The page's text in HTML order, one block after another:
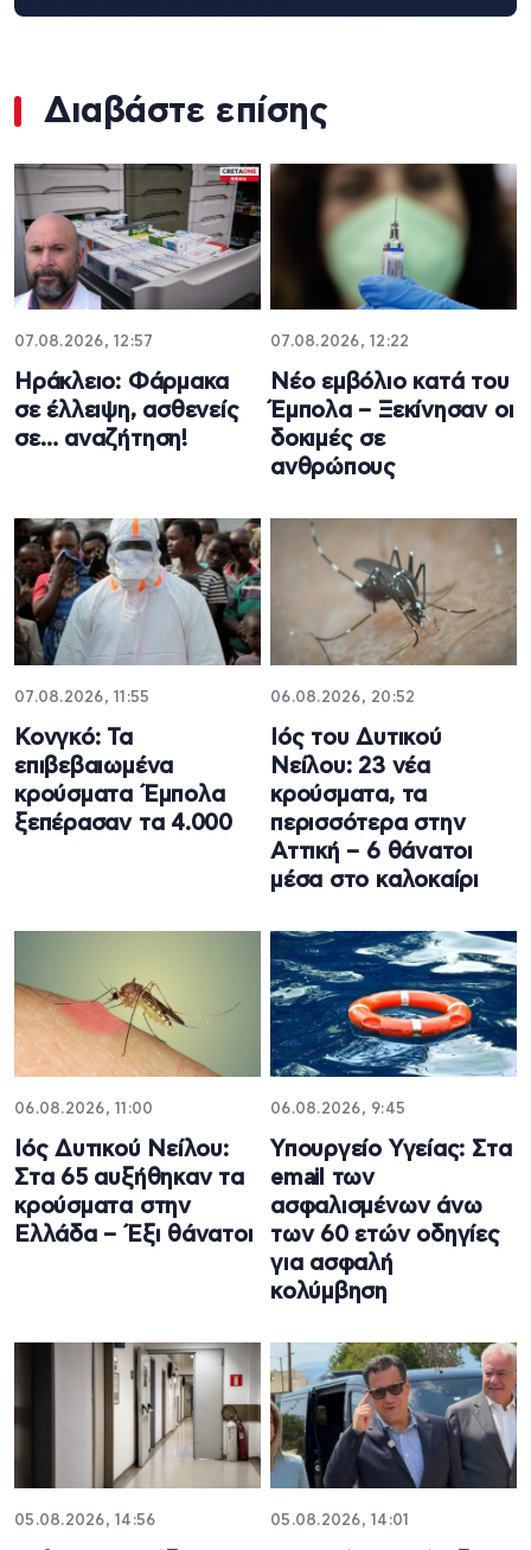
Διαβάστε επίσης
07.08.2026, 12:57
Ηράκλειο: Φάρμακα
σε έλλειψη, ασθενείς
σε… αναζήτηση!
07.08.2026, 12:22
Νέο εμβόλιο κατά του
Έμπολα – Ξεκίνησαν οι
δοκιμές σε
ανθρώπους
07.08.2026, 11:55
Κονγκό: Τα
επιβεβαιωμένα
κρούσματα Έμπολα
ξεπέρασαν τα 4.000
06.08.2026, 20:52
Ιός του Δυτικού
Νείλου: 23 νέα
κρούσματα, τα
περισσότερα στην
Αττική – 6 θάνατοι
μέσα στο καλοκαίρι
06.08.2026, 11:00
Ιός Δυτικού Νείλου:
Στα 65 αυξήθηκαν τα
κρούσματα στην
Ελλάδα – Έξι θάνατοι
06.08.2026, 9:45
Υπουργείο Υγείας: Στα
email των
ασφαλισμένων άνω
των 60 ετών οδηγίες
για ασφαλή
κολύμβηση
05.08.2026, 14:56 05.08.2026, 14:01